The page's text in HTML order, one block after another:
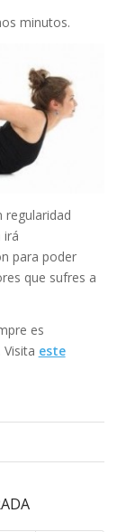
minutos.
regularidad
irá
para poder
que sufres a
es
este